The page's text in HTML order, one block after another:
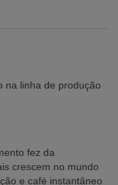
na linha de produção
fez da
crescem no mundo
e café instantâneo